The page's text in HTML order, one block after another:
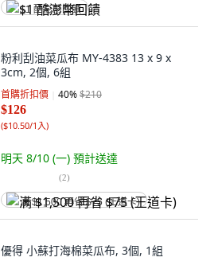
$1 酷澎幣回饋
粉利刮油菜瓜布 MY-4383 13 x 9 x
3cm, 2個, 6組
首購折扣價 40%$210
$126
($10.50/1入)
明天 8/10 (一) 預計送達
(2)
满 $1,500 再省 $75 (王道卡)
優得 小蘇打海棉菜瓜布, 3個, 1組